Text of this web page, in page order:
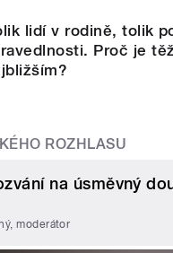
lidí v rodině, tolik
Proč je
ROZHLASU
na úsměvný
moderátor